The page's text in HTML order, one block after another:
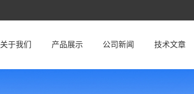
关于我们 产品展示 公司新闻 技术文章